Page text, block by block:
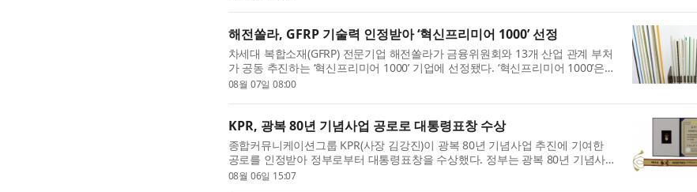
해전쏠라, GFRP 기술력 인정받아 ‘혁신프리미어 1000’ 선정
차세대 복합소재(GFRP) 전문기업 해전쏠라가 금융위원회와 13개 산업 관계 부처
가 공동 추진하는 ‘혁신프리미어 1000’ 기업에 선정됐다. ‘혁신프리미어 1000’은
혁신성과 성장 가능성이 높은 중소·중견기업을 발굴해 금융 및 정책 지원을 연계
08월 07일 08:00
KPR, 광복 80년 기념사업 공로로 대통령표창 수상
종합커뮤니케이션그룹 KPR(사장 김강진)이 광복 80년 기념사업 추진에 기여한
공로를 인정받아 정부로부터 대통령표창을 수상했다. 정부는 광복 80년 기념사업
추진에 기여한 개인 63명과 5개 기관을 ‘광복 80년 기념사업 유공자’로 선정했다.
08월 06일 15:07